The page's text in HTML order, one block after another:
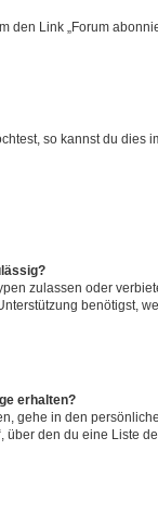
den Link „Forum
so kannst du dies
zulassen oder
benötigst,
erhalten?
gehe in den
über den du eine Liste